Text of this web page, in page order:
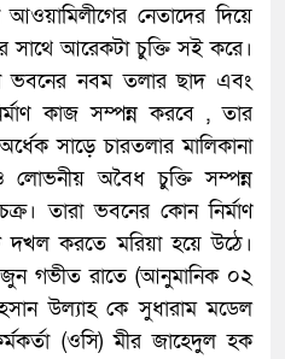
নেতাদের দিয়ে
সাথে আরেকটা চুক্তি সই করে।
ভবনের নবম তলার ছাদ এবং
কাজ সম্পন্ন করবে , তার
সাড়ে চারতলার মালিকানা
অবৈধ চুক্তি সম্পন্ন
তারা ভবনের কোন নির্মাণ
করতে মরিয়া হয়ে উঠে।
গভীত রাতে (আনুমানিক ০২
উল্যাহ কে সুধারাম মডেল
(ওসি) মীর জাহেদুল হক